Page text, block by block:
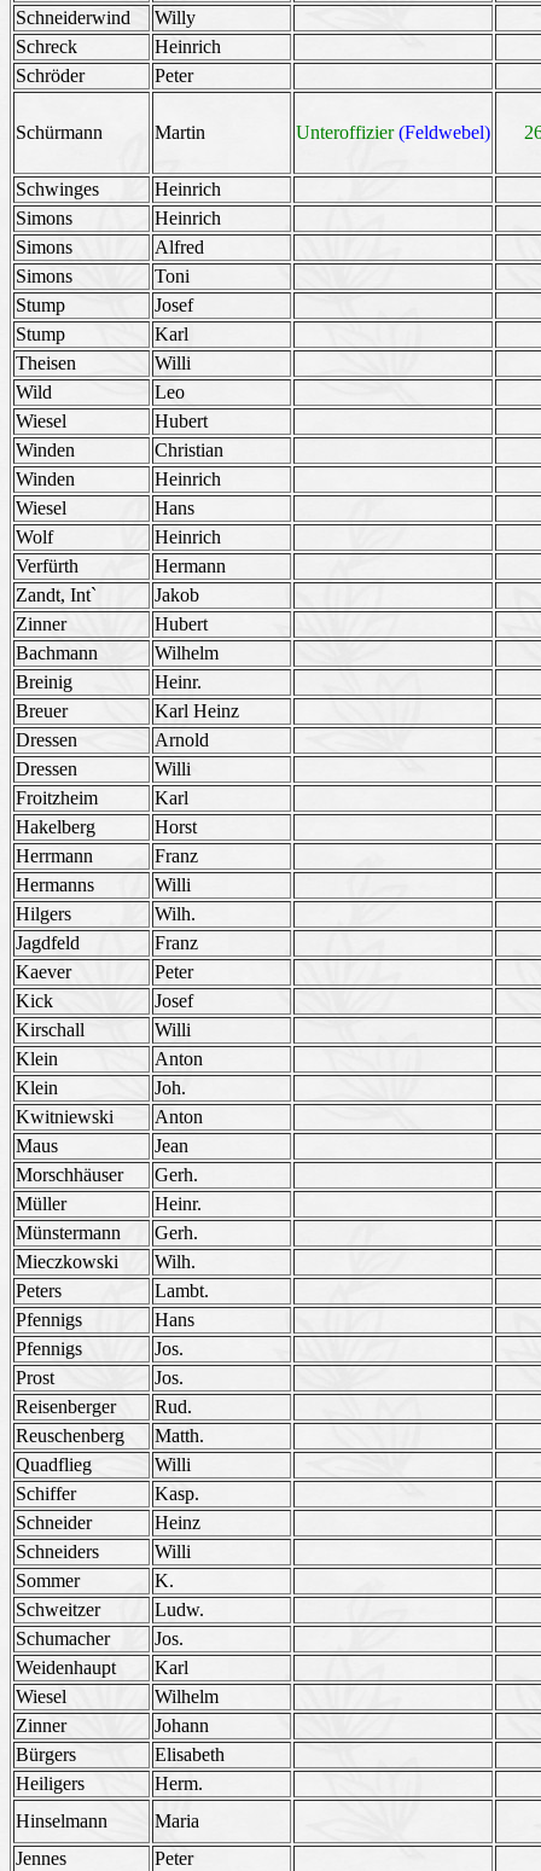
Schneiderwind
Willy
Schreck
Heinrich
Schröder
Peter
Schürmann Martin Unteroffizier(Feldwebel)
Schwinges
Heinrich
Simons
Heinrich
Simons
Alfred
Simons
Toni
Stump
Josef
Stump
Karl
Theisen
Willi
Wild
Leo
Wiesel
Hubert
Winden
Christian
Winden
Heinrich
Wiesel
Hans
Wolf
Heinrich
Verfürth
Hermann
Zandt, Int`
Jakob
Zinner
Hubert
Bachmann
Wilhelm
Breinig
Heinr.
Breuer
Karl Heinz
Dressen
Arnold
Dressen
Willi
Froitzheim
Karl
Hakelberg
Horst
Herrmann
Franz
Hermanns
Willi
Hilgers
Wilh.
Jagdfeld
Franz
Kaever
Peter
Kick
Josef
Kirschall
Willi
Klein
Anton
Klein
Joh.
Kwitniewski
Anton
Maus
Jean
Morschhäuser
Gerh.
Müller
Heinr.
Münstermann
Gerh.
Mieczkowski
Wilh.
Peters
Lambt.
Pfennigs
Hans
Pfennigs
Jos.
Prost
Jos.
Reisenberger
Rud.
Reuschenberg
Matth.
Quadflieg
Willi
Schiffer
Kasp.
Schneider
Heinz
Schneiders
Willi
Sommer
K.
Schweitzer
Ludw.
Schumacher
Jos.
Weidenhaupt
Karl
Wiesel
Wilhelm
Zinner
Johann
Bürgers
Elisabeth
Heiligers
Herm.
Hinselmann
Maria
Jennes
Peter